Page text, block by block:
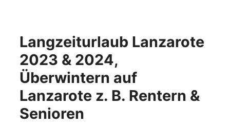
Langzeiturlaub Lanzarote
2023 & 2024,
Überwintern auf
Lanzarote z. B. Rentern &
Senioren